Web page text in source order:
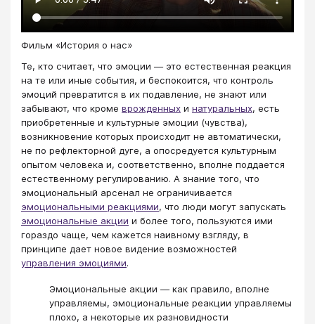
Фильм «История о нас»
Те, кто считает, что эмоции — это естественная реакция
на те или иные события, и беспокоится, что контроль
эмоций превратится в их подавление, не знают или
забывают, что кроме врожденных и натуральных, есть
приобретенные и культурные эмоции (чувства),
возникновение которых происходит не автоматически,
не по рефлекторной дуге, а опосредуется культурным
опытом человека и, соответственно, вполне поддается
естественному регулированию. А знание того, что
эмоциональный арсенал не ограничивается
эмоциональными реакциями, что люди могут запускать
эмоциональные акции и более того, пользуются ими
гораздо чаще, чем кажется наивному взгляду, в
принципе дает новое видение возможностей
управления эмоциями.
Эмоциональные акции — как правило, вполне
управляемы, эмоциональные реакции управляемы
плохо, а некоторые их разновидности